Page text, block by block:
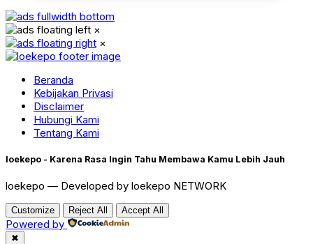
×
×
Beranda
Kebijakan Privasi
Disclaimer
Hubungi Kami
Tentang Kami
loekepo - Karena Rasa Ingin Tahu Membawa Kamu Lebih Jauh
loekepo — Developed by loekepo NETWORK
Customize Reject All Accept All
Powered by
✖